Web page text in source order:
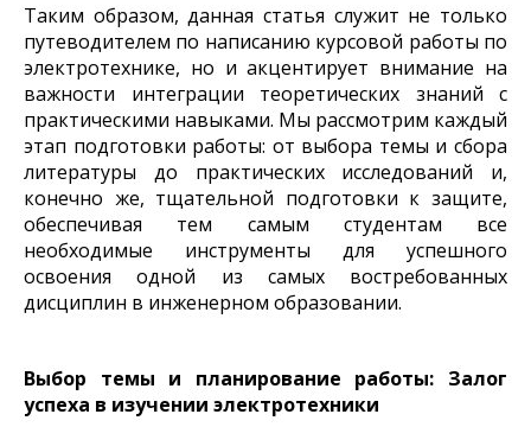
Таким образом, данная статья служит не только
путеводителем по написанию курсовой работы по
электротехнике, но и акцентирует внимание на
важности интеграции теоретических знаний с
практическими навыками. Мы рассмотрим каждый
этап подготовки работы: от выбора темы и сбора
литературы до практических исследований и,
конечно же, тщательной подготовки к защите,
обеспечивая тем самым студентам все
необходимые инструменты для успешного
освоения одной из самых востребованных
дисциплин в инженерном образовании.
Выбор темы и планирование работы: Залог
успеха в изучении электротехники